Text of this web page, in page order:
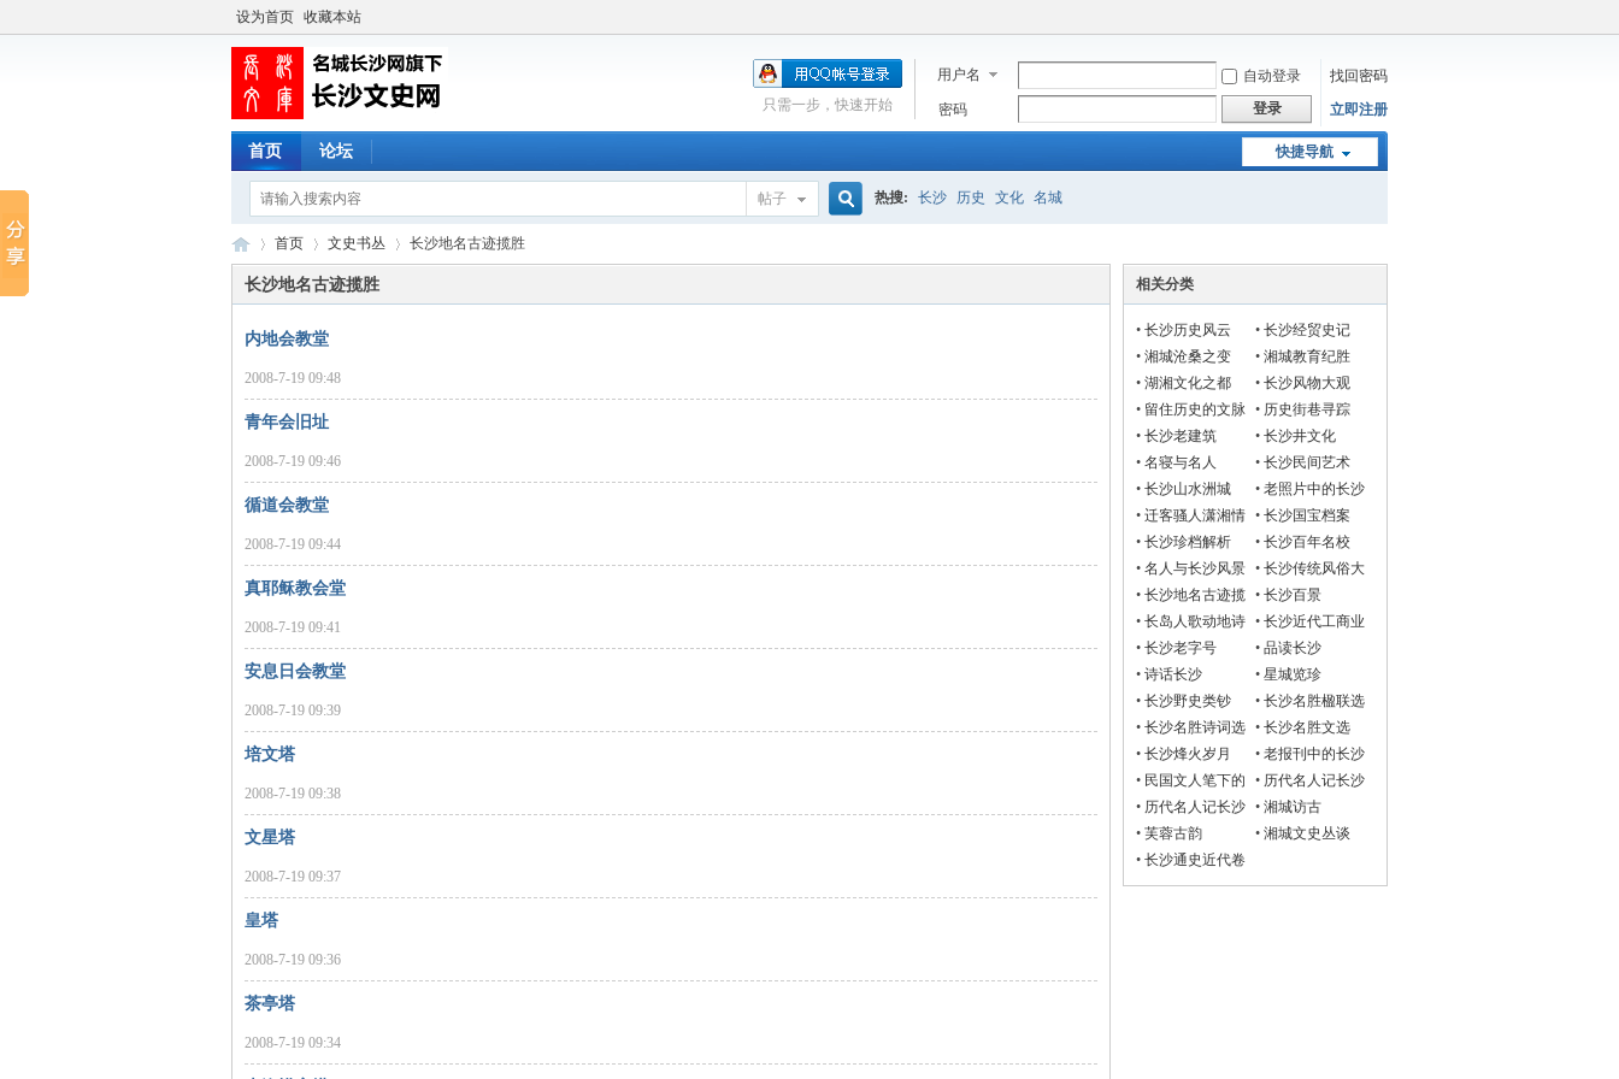
设为首页 收藏本站
用户名 自动登录
找回密码
密码
登录 立即注册
只需一步，快速开始
快捷导航
首页 论坛
帖子 热搜: 长沙 历史 文化 名城
沙
文
库
›
首页
›
文史书丛 长沙地名古迹揽胜
长沙地名古迹揽胜
内地会教堂
2008-7-19 09:48
青年会旧址
2008-7-19 09:46
循道会教堂
2008-7-19 09:44
真耶稣教会堂
2008-7-19 09:41
安息日会教堂
2008-7-19 09:39
培文塔
2008-7-19 09:38
文星塔
2008-7-19 09:37
皇塔
2008-7-19 09:36
茶亭塔
2008-7-19 09:34
相关分类
• 长沙历史风云 • 长沙经贸史记
• 湘城沧桑之变 • 湘城教育纪胜
• 湖湘文化之都 • 长沙风物大观
• 留住历史的文脉 • 历史街巷寻踪
• 长沙老建筑 • 长沙井文化
• 名寝与名人 • 长沙民间艺术
• 长沙山水洲城 • 老照片中的长沙
• 迁客骚人潇湘情 • 长沙国宝档案
• 长沙珍档解析 • 长沙百年名校
• 名人与长沙风景 • 长沙传统风俗大
观
• 长沙地名古迹揽
胜
• 长沙百景
• 长岛人歌动地诗 • 长沙近代工商业
• 长沙老字号 • 品读长沙
• 诗话长沙 • 星城览珍
• 长沙野史类钞 • 长沙名胜楹联选
• 长沙名胜诗词选 • 长沙名胜文选
• 长沙烽火岁月 • 老报刊中的长沙
• 民国文人笔下的
长沙
• 历代名人记长沙
诗词选
• 历代名人记长沙
文选
• 湘城访古
• 芙蓉古韵 • 湘城文史丛谈
• 长沙通史近代卷